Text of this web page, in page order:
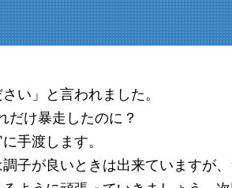
い」と言われました。
だけ暴走したのに？
手渡します。
子が良いときは出来ていますが、